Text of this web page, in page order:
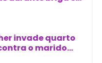
invade quarto
o marido